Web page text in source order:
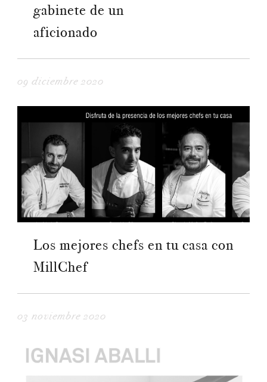
gabinete de un
aficionado
09 diciembre 2020
Los mejores chefs en tu casa con
MillChef
03 noviembre 2020